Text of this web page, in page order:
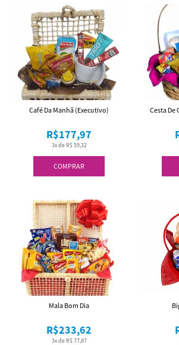
COMPRAR
3x de R$ 59,32
R$177,97
Café Da Manhã (Executivo) Cesta De
3x de R$ 77,87
R$233,62
Mala Bom Dia